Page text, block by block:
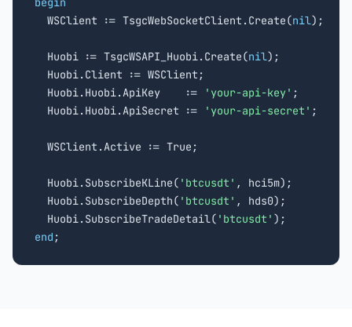
WSClient := TsgcWebSocketClient.Create(nil);
  Huobi := TsgcWSAPI_Huobi.Create(
nil);
  Huobi.Client := WSClient;
  Huobi.Huobi.ApiKey    :=
'your-api-key' ;
  Huobi.Huobi.ApiSecret :=
'your-api-secret' ;
  WSClient.Active := True;
  Huobi.SubscribeKLine(
'btcusdt' , hci5m);
  Huobi.SubscribeDepth(
'btcusdt' , hds0);
  Huobi.SubscribeTradeDetail(
'btcusdt'
end ;